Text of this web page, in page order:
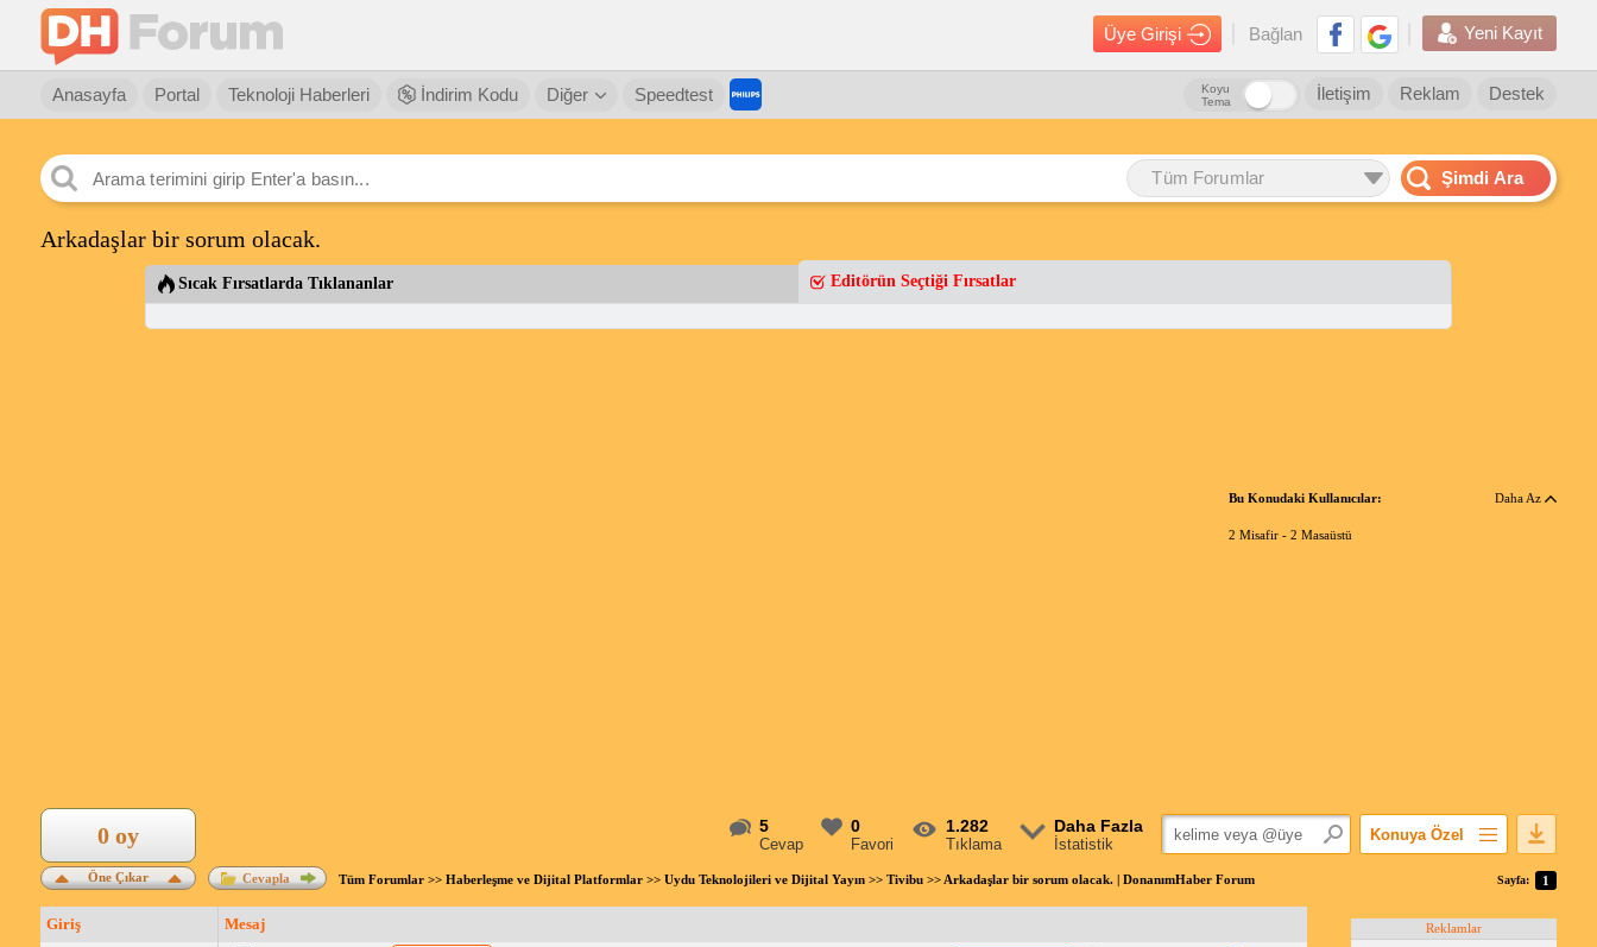
Üye Girişi Bağlan Yeni Kayıt
Anasayfa Portal Teknoloji Haberleri İndirim Kodu Diğer Speedtest Destek
Reklam
İletişim
Koyu
Tema
Tüm Forumlar Şimdi Ara
Arkadaşlar bir sorum olacak.
Sıcak Fırsatlarda Tıklananlar Editörün Seçtiği Fırsatlar
Bu Konudaki Kullanıcılar: Daha Az
2 Misafir - 2 Masaüstü
5
Cevap
0
Favori
1.282
Tıklama
Daha Fazla
İstatistik
Konuya Özel
Popüler Mesajlar
Öne Çıkar
0 oy
Cevapla Tüm Forumlar>> Haberleşme ve Dijital Platformlar>> Uydu Teknolojileri ve Dijital Yayın>> Tivibu>> Arkadaşlar bir sorum olacak. | DonanımHaber Forum Sayfa: 1
Giriş Mesaj Reklamlar